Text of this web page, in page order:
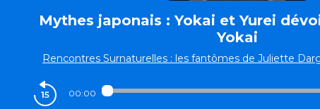
Mythes japonais : Yokai et Yurei
Yokai
Rencontres Surnaturelles : les fantômes de Juliette
00:00